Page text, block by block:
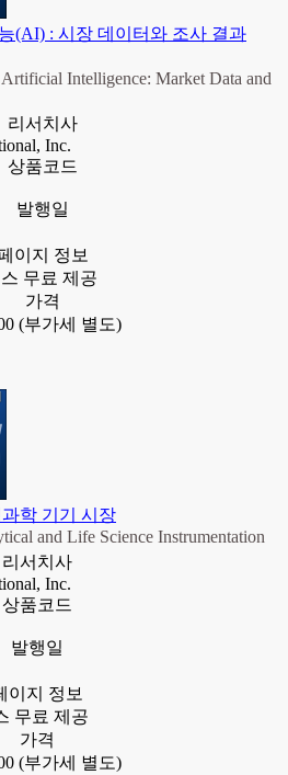
(AI) : 시장 데이터와 조사 결과
Intelligence: Market Data and
리서치사
Inc.
상품코드
발행일
이지 정보
무료 제공
가격
(부가세 별도)
학 기기 시장
and Life Science Instrumentation
리서치사
Inc.
상품코드
발행일
이지 정보
무료 제공
가격
(부가세 별도)